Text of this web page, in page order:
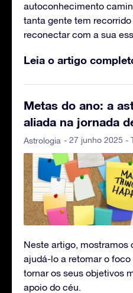
autoconhecimento
tanta gente tem
reconectar com a sua
Leia o artigo
Metas do ano: a
aliada na jornada
Astrologia - 27 junho 2025 -
Neste artigo, mostramos
ajudá-lo a retomar o
tornar os seus objetivos
apoio do céu.